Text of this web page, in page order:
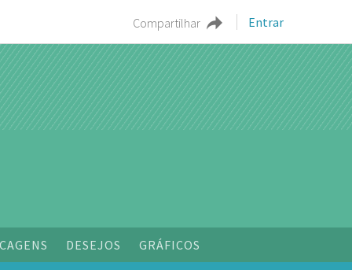
Compartilhar Entrar
DESEJOS GRÁFICOS